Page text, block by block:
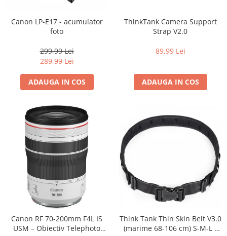
Canon LP-E17 - acumulator
foto
299,99 Lei
289,99 Lei
ADAUGA IN COS
ThinkTank Camera Support
Strap V2.0
89,99 Lei
ADAUGA IN COS
Canon RF 70-200mm F4L IS
USM – Obiectiv Telephoto
Think Tank Thin Skin Belt V3.0
(marime 68-106 cm) S-M-L -